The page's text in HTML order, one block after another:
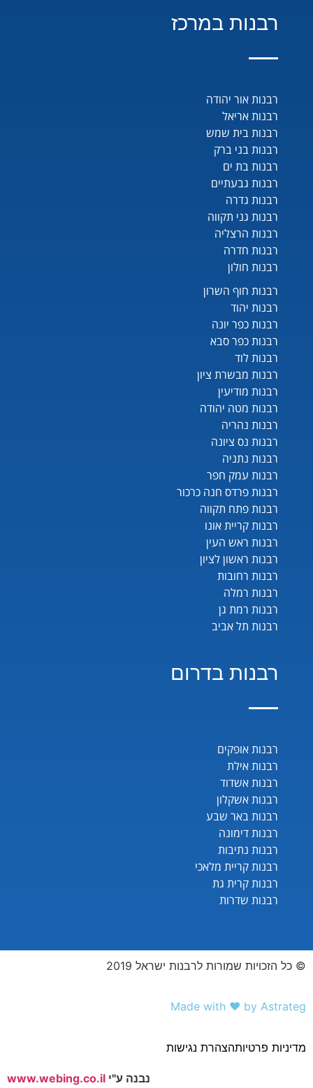
רבנות במרכז
רבנות אור יהודה
רבנות אריאל
רבנות בית שמש
רבנות בני ברק
רבנות בת ים
רבנות גבעתיים
רבנות גדרה
רבנות גני תקווה
רבנות הרצליה
רבנות חדרה
רבנות חולון
רבנות חוף השרון
רבנות יהוד
רבנות כפר יונה
רבנות כפר סבא
רבנות לוד
רבנות מבשרת ציון
רבנות מודיעין
רבנות מטה יהודה
רבנות נהריה
רבנות נס ציונה
רבנות נתניה
רבנות עמק חפר
רבנות פרדס חנה כרכור
רבנות פתח תקווה
רבנות קריית אונו
רבנות ראש העין
רבנות ראשון לציון
רבנות רחובות
רבנות רמלה
רבנות רמת גן
רבנות תל אביב
רבנות בדרום
רבנות אופקים
רבנות אילת
רבנות אשדוד
רבנות אשקלון
רבנות באר שבע
רבנות דימונה
רבנות נתיבות
רבנות קריית מלאכי
רבנות קרית גת
רבנות שדרות
© כל הזכויות שמורות לרבנות ישראל 2019
Made with ❤️ by Astrateg
מדיניות פרטיותהצהרת נגישות
נבנה ע"י www.webing.co.il